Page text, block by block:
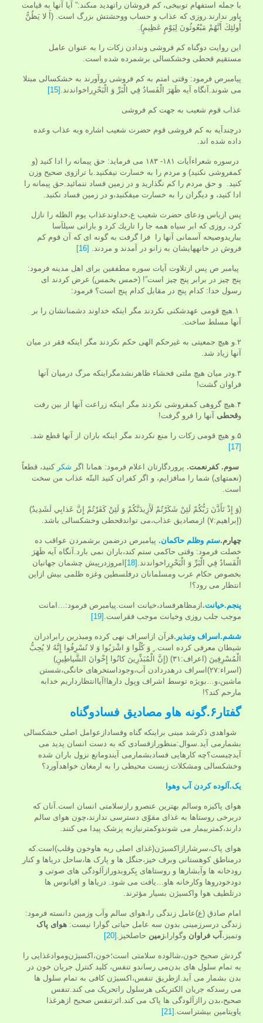
با جمله استفهام توبيخى، کم فروشان راتهديد مى‏کند:” آيا آنها به قیامت
باور ندارند.روزى كه عذاب و حساب ووحشتش بزرگ است. (أَ لا يَظُنُّ
أُولئِكَ أَنَّهُمْ مَبْعُوثُونَ لِيَوْمٍ عَظِيمٍ).
این روایت دوگناه کم فروشی وندادن زکات را به عنوان عامل
مستقیم قحطی وخشکسالی برشمرده شده است.
پیامبرص فرمود: وقتی امتم به کم فروشی روآورند به خشکسالی مبتلا
می شوند.آنگاه آیه ظَهَرَ الْفَسادُ فِي الْبَرِّ وَ الْبَحْرِراخواندند. [15]
عذاب قوم شعیب به جهت کم فروشی
درچندآیه به کم فروشی قوم حضرت شعیب اشاره وبه عذاب وعده
داده شده اند.
درسوره شعراءآیات ۱۸۱- ۱۸۳ می فرماید: حق پيمانه را ادا كنيد (و
كم‏فروشى نكنيد) و مردم را به خسارت نيفكنيد.با ترازوى صحيح وزن
كنيد. و حق مردم را كم نگذاريد و در زمين فساد ننمائيد.حق پيمانه را
ادا كنيد، و ديگران را به خسارت ميفكنيد،و در زمين فساد نكنيد.
پس ازیاس ودعای حضرت شعیب ع،خداوندعذاب يوم الظله را نازل
كرد، روزى كه ابر سياه همه جا را تاريك كرد و بارانى سيل‏آسا
بباريدوصيحه آسمانی آنها را فرا گرفت به گونه ای که آن قوم کم
فروش در خانه‏هايشان به زانو در آمدند و مردند. [16]
پيامبر ص پس ازتلاوت آیات سوره مطففین براى اهل مدينه فرمود:
پنج چيز در برابر پنج چيز است”! (خمس بخمس) عرض كردند اى
رسول خدا: كدام پنج در مقابل كدام پنج است؟ فرمود:
۱.هيچ قومى عهدشكنى نكردند مگر اينكه خداوند دشمنانشان را بر
آنها مسلط ساخت.
۲.و هيچ جمعيتى به غيرحكم الهى حكم نكردند مگر اينكه فقر در ميان
آنها زياد شد.
۳.ودر ميان هيچ ملتى فحشاء ظاهرنشدمگراينكه مرگ درميان آنها
فراوان گشت!
۴.هيچ گروهى كم‏فروشى نكردند مگر اينكه زراعت آنها از بين رفت
وقحطى آنها را فرو گرفت!
۵.و هيچ قومى زكات را منع نكردند مگر اينكه باران از آنها قطع شد.
[17]
سوم. کفرنعمت. پروردگارتان اعلام فرمود: همانا اگر شكر كنيد، قطعاً
(نعمت‏هاى) شما را مى‏افزايم، و اگر كفران كنيد البتّه عذاب من سخت
است.
(وَ إِذْ تَأَذَّنَ رَبُّكُمْ لَئِنْ شَكَرْتُمْ لَأَزِيدَنَّكُمْ وَ لَئِنْ كَفَرْتُمْ إِنَّ عَذابِي لَشَدِيدٌ)
(إبراهيم:۷) ازمصادیق عذاب،می تواندقحطی وخشکسالی باشد.
چهارم.ستم وظلم حاکمان. پیامبرص درضمن برشمردن عواقب ده
خصلت فرمود: وقتی حاکمی ستم کند،باران نمی بارد.آنگاه آیه ظَهَرَ
الْفَسادُ فِي الْبَرِّ وَ الْبَحْرِراخواندند. [18]
امروزدرپیش چشمان جهانیان
بخصوص حکام عرب ومسلمانان درفلسطین وغزه ظلمی بیش ازاین
انتظار می رود؟!
پنجم.خیانت. ازمظاهرفساد،خیانت است.پیامبرص فرمود:…امانت
موجب جلب روزی وخیانت موجب فقراست. [19]
ششم.اسراف وتبذیر.قرآن ازاسراف نهی کرده ومبذرین رابرادران
شیطان معرفی کرده است. ٍ وَ كُلُوا وَ اشْرَبُوا وَ لا تُسْرِفُوا إِنَّهُ لا يُحِبُّ
الْمُسْرِفِينَ (اعراف:۳۱) (إِنَّ الْمُبَذِّرِينَ كانُوا إِخْوانَ الشَّياطِينِ)
(اسراء:۲۷)اسراف درهدردادن آب،وجوداستخرهای خانگی،شستن
ماشین،و…بویژه توسط اشراف وپول دارها!آیاانتظارداریم خدابه
مارحم کند؟!
گفتار۶.گونه هاو مصادیق فسادوگناه
شواهدی ذکرشد مبنی براینکه گناه وفسادازعوامل اصلی خشکسالی
بشمارمی آید.سوال:منظورازفسادی که به دست انسان پدید می
آیدچیست؟چه کارهایی فسادبشمارمی آیندومانع نزول باران شده
وخشکسالی ومشکلات زیست محیطی را به ارمغان خواهدآورد؟
یک.آلوده کردن آب وهوا
هوای پاکیزه وسالم بهترین عنصرو رازسلامتی انسان است.آنان که
دربرخی روستاها به غذای مقوّی دسترسی ندارند،چون هوای سالم
دارند،کمتربیمار می شوندوکمترنیازبه پزشک پیدا می کنند.
هوای پاک،سرشارازاﮐﺴﯿﮋن(غذای اصلی ریه هاوخون وقلب)است.که
درمناطق کوهستانی وبرف خیز،جنگل ها و پارک ها،ساحل دریاها و کنار
رودخانه ها وآبشارها و روستاهای بِکروبدورازآلودگی های صوتی و
دودخودروها وکارخانه هاو…یافت می شود. دریاها و اقیانوس ها
درتلطیف هوا واﮐﺴﯿﮋن بسیار مؤثرند.
امام صادق (ع)عامل زندگی را،هوای سالم وآب وزمین دانسته فرمود:
زندگی درسرزمینی بدون سه عامل حیاتی گوارا نیست: هوای پاک
وتمیز، آب فراوان وگوارا،زمین حاصلخیز. [20]
گردش صحیح خوﻥ،شالوده سلامتی است؛خوﻥ،اﮐﺴﻴﮋﻥوموادغذایی را
به تمام سلول های بدﻥمی رساﻧﺪو تنفس، کلید کنترل ﺟﺮیان خون در
بدن بشمار می آید.اﺯطریق تنفس،اﮐﺴﻴﮋﻥ کافی به تمام سلول ها
می رسدکه ﺟریان الکتریکی هرسلول راتحریک می کند.تنفس
صحیح،بدن رااﺯآلودگی ها پاک می کند.اثرتنفس صحیح اﺯهرغذا
یاویتامین بیشتراست. [21]